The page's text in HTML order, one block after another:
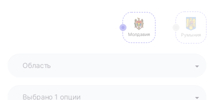
Молдавия Румыния